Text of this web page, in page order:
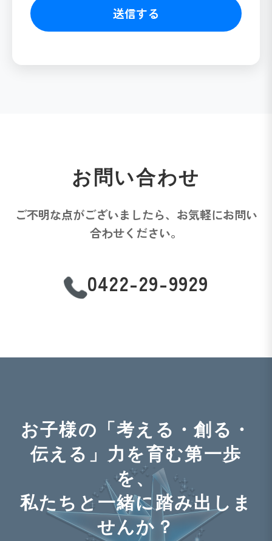
お問い合わせ
ご不明な点がございましたら、お気軽にお問い
合わせください。
0422-29-9929
お子様の「考える・創る・
伝える」力を育む第一歩
を、
私たちと一緒に踏み出しま
せんか？